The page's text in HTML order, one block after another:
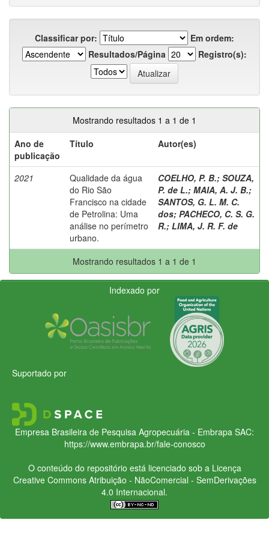
Classificar por:
Em ordem:
Resultados/Página
Registro(s):
Mostrando resultados 1 a 1 de 1
Ano de
publicação
Título Autor(es)
2021
Qualidade da água
do Rio São
Francisco na cidade
de Petrolina: Uma
análise no perímetro
urbano.
COELHO, P. B.; SOUZA,
P. de L.; MAIA, A. J. B.;
SANTOS, G. L. M. C.
dos; PACHECO, C. S. G.
R.; LIMA, J. R. F. de
Mostrando resultados 1 a 1 de 1
Indexado por
Suportado por
Empresa Brasileira de Pesquisa Agropecuária - Embrapa SAC:
https://www.embrapa.br/fale-conosco
O conteúdo do repositório está licenciado sob a Licença
Creative CommonsAtribuição - NãoComercial - SemDerivações
4.0 Internacional.